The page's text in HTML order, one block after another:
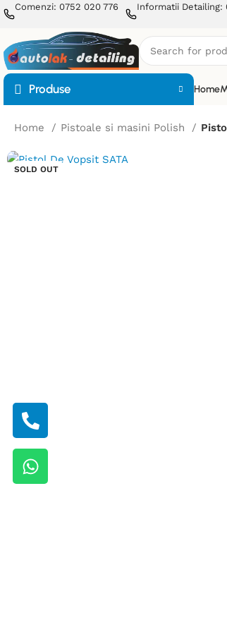
Comenzi: 0752 020 776 Informatii Detailing:
Produse Home
Home Pistoale si masini Polish
SOLD OUT